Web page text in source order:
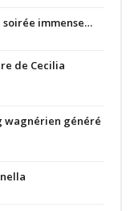
soirée immense…
de Cecilia
wagnérien généré